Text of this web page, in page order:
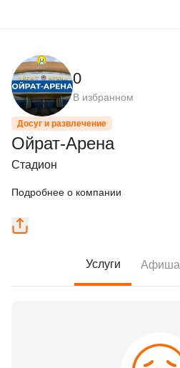
0
В избранном
Досуг и развлечение
Ойрат-Арена
Стадион
Подробнее о компании
Услуги Афиша